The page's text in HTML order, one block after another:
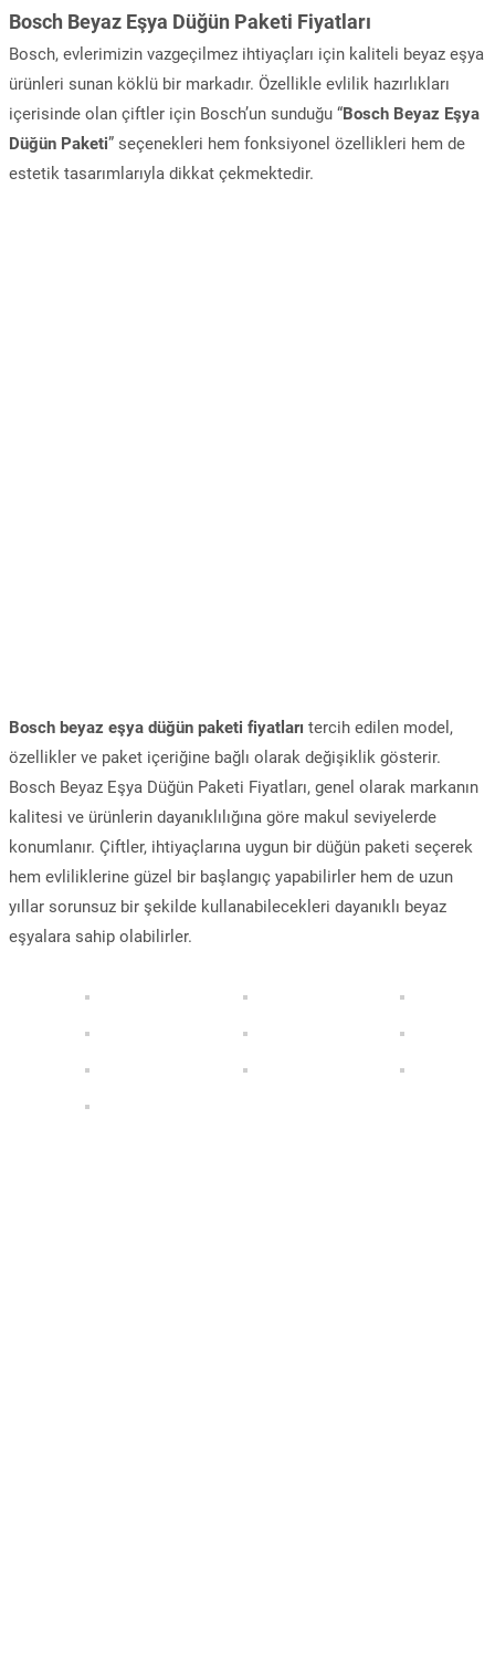
Bosch Beyaz Eşya Düğün Paketi Fiyatları
Bosch, evlerimizin vazgeçilmez ihtiyaçları için kaliteli beyaz eşya
ürünleri sunan köklü bir markadır. Özellikle evlilik hazırlıkları
içerisinde olan çiftler için Bosch’un sunduğu “Bosch Beyaz Eşya
Düğün Paketi” seçenekleri hem fonksiyonel özellikleri hem de
estetik tasarımlarıyla dikkat çekmektedir.
Bosch beyaz eşya düğün paketi fiyatları tercih edilen model,
özellikler ve paket içeriğine bağlı olarak değişiklik gösterir.
Bosch Beyaz Eşya Düğün Paketi Fiyatları, genel olarak markanın
kalitesi ve ürünlerin dayanıklılığına göre makul seviyelerde
konumlanır. Çiftler, ihtiyaçlarına uygun bir düğün paketi seçerek
hem evliliklerine güzel bir başlangıç yapabilirler hem de uzun
yıllar sorunsuz bir şekilde kullanabilecekleri dayanıklı beyaz
eşyalara sahip olabilirler.